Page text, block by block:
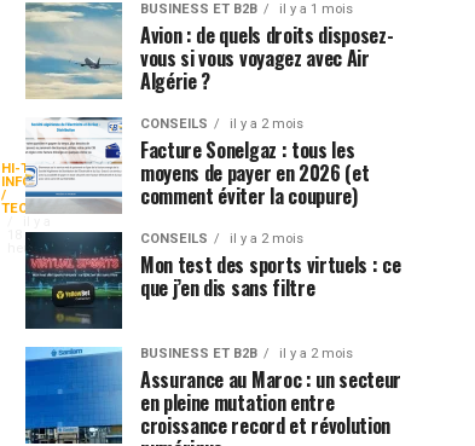
HI-TECH /
INFORMATIQUE
/
TECHNOLOGIE
heures
Paripesa
RDC
APK
face
au
Sur
un
smartphone,
accéder
plateforme
peut
CONSEILS
il y a 2
semaines
Ma
méthode
pour
flairer
les
bons
coups
avant
que
match
démarre
BUSINESS
ET B2B
il y a 3
semaines
De
Baltique
Méditerranée
:
pourquoi
ces
pétroliers
choisissent-
l’itinéraire
BUSINESS ET B2B il y a 1 mois
Avion : de quels droits disposez-
vous si vous voyagez avec Air
Algérie ?
CONSEILS il y a 2 mois
Facture Sonelgaz : tous les
moyens de payer en 2026 (et
comment éviter la coupure)
CONSEILS il y a 2 mois
Mon test des sports virtuels : ce
que j’en dis sans filtre
BUSINESS ET B2B il y a 2 mois
Assurance au Maroc : un secteur
en pleine mutation entre
croissance record et révolution